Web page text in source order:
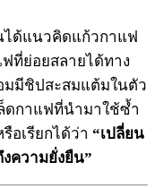
ได้แนวคิดแก้วกาแฟ
ที่ย่อยสลายได้ทาง
มีชิปสะสมแต้มในตัว
ดกาแฟที่นำมาใช้ซ้ำ
อเรียกได้ว่า “เปลี่ยน
ความยั่งยืน”